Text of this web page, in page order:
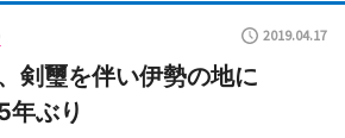
2019.04.17
剣璽を伴い伊勢の地に
年ぶり